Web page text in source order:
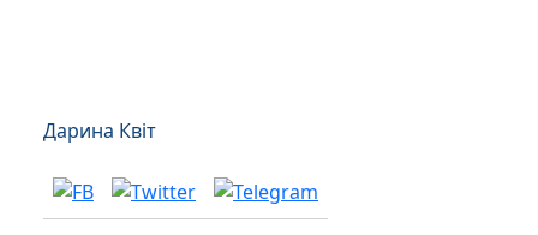
Дарина Квіт